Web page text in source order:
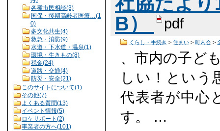
各種市民相談(3)
国保・後期高齢者医療…(1
0)
多文化共生(4)
救急・消防(9)
水道・下水道・温泉(1)
環境・生きもの(8)
税金(24)
道路・交通(4)
防災・安全(21)
このサイトについて(1)
その他(7)
よくある質問(13)
イベント情報(5)
ロケサポート(2)
事業者の方へ(101)
B）
pdf
くらし・手続き > 住まい> 町内会>
、市内の子ど
しい！という
代表者が中心
す。 …